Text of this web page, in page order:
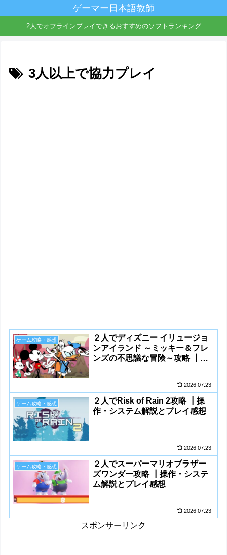
ゲーマー日本語教師
2人でオフラインプレイできるおすすめのソフトランキング
3人以上で協力プレイ
ゲーム攻略・感想
２人でディズニー イリュージョ
ンアイランド ～ミッキー＆フレ
ンズの不思議な冒険～攻略 ┃操
2026.07.23
ゲーム攻略・感想
２人でRisk of Rain 2攻略 ┃操
作・システム解説とプレイ感想
2026.07.23
ゲーム攻略・感想
２人でスーパーマリオブラザー
ズワンダー攻略 ┃操作・システ
ム解説とプレイ感想
2026.07.23
スポンサーリンク